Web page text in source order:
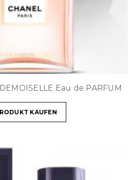
Eau de PARFUM
KAUFEN